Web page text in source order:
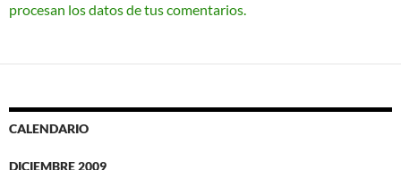
procesan los datos de tus comentarios.
CALENDARIO
DICIEMBRE 2009